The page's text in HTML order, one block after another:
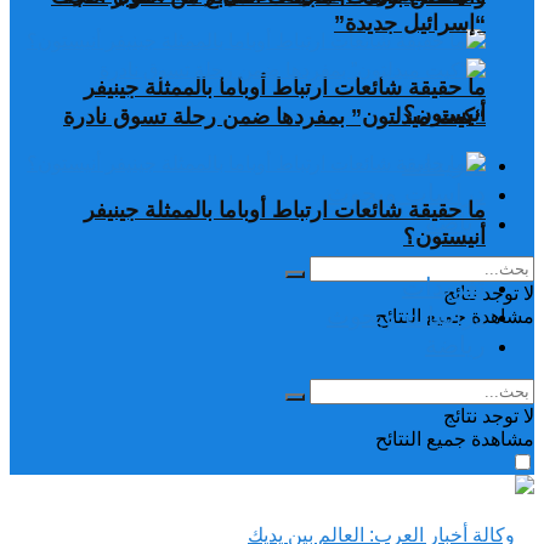
ما حقيقة شائعات ارتباط أوباما بالممثلة جينيفر
أنيستون؟
تغريدات
دراسات وبحوث
رياضة
لا توجد نتائج
مشاهدة جميع النتائح
“إسرائيل جديدة”
“كيت ميدلتون” بمفردها ضمن رحلة تسوق نادرة
ما حقيقة شائعات ارتباط أوباما بالممثلة جينيفر
أنيستون؟
تغريدات
دراسات وبحوث
لا توجد نتائج
مشاهدة جميع النتائح